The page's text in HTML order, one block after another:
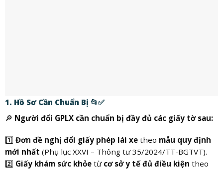
1. Hồ Sơ Cần Chuẩn Bị 📂✅
🔎 Người đổi GPLX cần chuẩn bị đầy đủ các giấy tờ sau:
1️⃣ Đơn đề nghị đổi giấy phép lái xetheo mẫu quy định
mới nhất (Phụ lục XXVI – Thông tư 35/2024/TT-BGTVT).
2️⃣ Giấy khám sức khỏetừ cơ sở y tế đủ điều kiện theo